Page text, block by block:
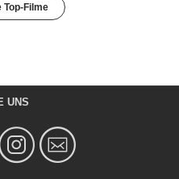
Top-Filme
UNS